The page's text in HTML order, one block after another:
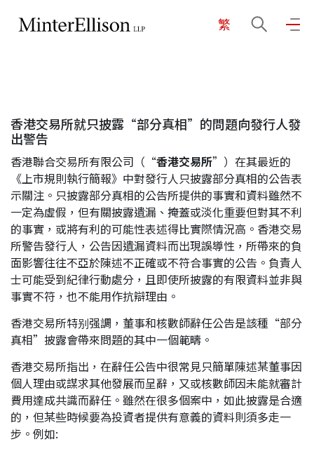
繁
關於我們
業務領域
我們的團隊
社區投入
應屆畢業生招聘
聯絡我們
香港交易所就只披露“部分真相”的問題向發行人發
出警告
香港聯合交易所有限公司（“香港交易所”）在其最近的
《上市規則執行簡報》中對發行人只披露部分真相的公告表
示關注。只披露部分真相的公告所提供的事實和資料雖然不
一定為虛假，但有關披露遺漏、掩蓋或淡化重要但對其不利
的事實，或將有利的可能性表述得比實際情況高。香港交易
所警告發行人，公告因遺漏資料而出現誤導性，所帶來的負
面影響往往不亞於陳述不正確或不符合事實的公告。負責人
士可能受到紀律行動處分，且即使所披露的有限資料並非與
事實不符，也不能用作抗辯理由。
香港交易所特别强調，董事和核數師辭任公告是該種“部分
真相”披露會帶來問題的其中一個範疇。
香港交易所指出，在辭任公告中很常見只簡單陳述某董事因
個人理由或謀求其他發展而呈辭，又或核數師因未能就審計
費用達成共識而辭任。雖然在很多個案中，如此披露是合適
的，但某些時候要為投資者提供有意義的資料則須多走一
步。例如: